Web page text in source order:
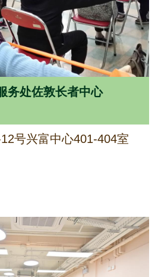
务处佐敦长者中心
号兴富中心401-404室